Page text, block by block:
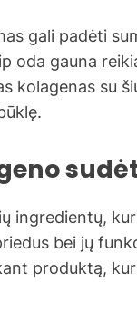
gali padėti
oda gauna
kolagenas su
ingredientų,
bei jų
produktą,